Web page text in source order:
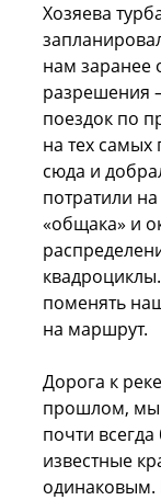
Хозяева
нам заранее
разрешения
поездок по
на тех
сюда и
потратили
«общака» и
поменять
на маршрут.
Дорога к
прошлом, мы
почти
известные
одинаковым.